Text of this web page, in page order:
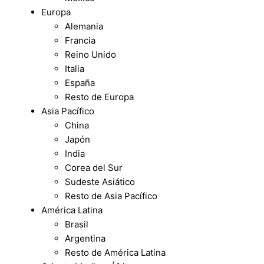
Europa
Alemania
Francia
Reino Unido
Italia
España
Resto de Europa
Asia Pacífico
China
Japón
India
Corea del Sur
Sudeste Asiático
Resto de Asia Pacífico
América Latina
Brasil
Argentina
Resto de América Latina